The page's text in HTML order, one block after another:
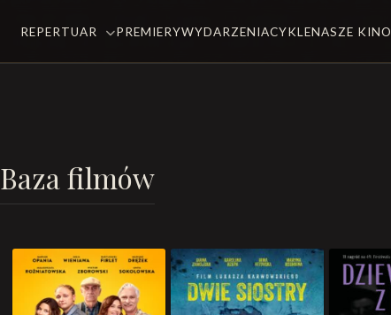
REPERTUAR PREMIERYWYDARZENIACYKLENASZE KINO
Baza filmów